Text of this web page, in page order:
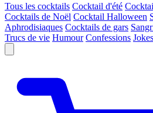
Tous les cocktails Cocktail d'été
Cocktails de Noël Cocktail Halloween
Aphrodisiaques Cocktails de gars
Trucs de vie Humour Confessions